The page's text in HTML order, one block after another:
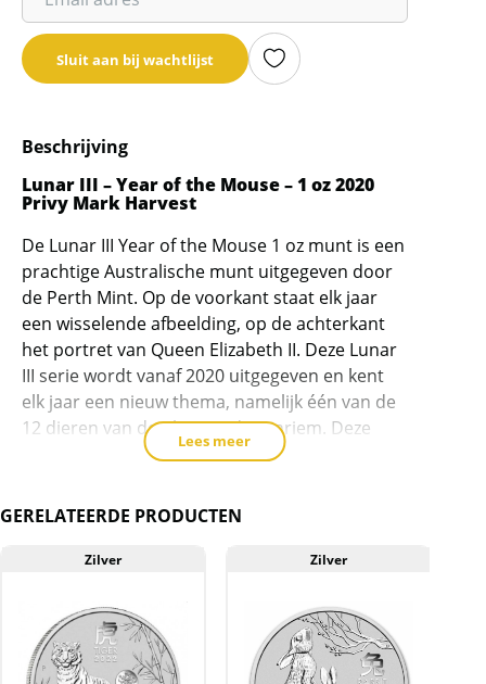
je
email
adres
de
wachtlijst
voor
product
toe
voegen
Sluit aan bij wachtlijst
Beschrijving
Lunar III – Year of the Mouse – 1 oz 2020
Privy Mark Harvest
De Lunar III Year of the Mouse 1 oz munt is een
prachtige Australische munt uitgegeven door
de Perth Mint. Op de voorkant staat elk jaar
een wisselende afbeelding, op de achterkant
het portret van Queen Elizabeth II. Deze Lunar
III serie wordt vanaf 2020 uitgegeven en kent
elk jaar een nieuw thema, namelijk één van de
12 dieren van de Chinese dierenriem. Deze
munten wegen circa 31 gram en bevatten
symbool wat staat voor oogst op de voorkant.
Elke munt wordt geleverd in een originele
muntcapsule.
Kwaliteit
Lees meer
GERELATEERDE PRODUCTEN
Zilver Zilver